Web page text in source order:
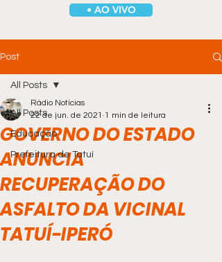
• AO VIVO
Post
All Posts
Educação
Prefeitura de Tatuí
All Posts
GOVERNO DO ESTADO
ANUNCIA
RECUPERAÇÃO DO
ASFALTO DA VICINAL
TATUÍ-IPERÓ
Rádio Notícias
22 de jun. de 2021 1 min de leitura